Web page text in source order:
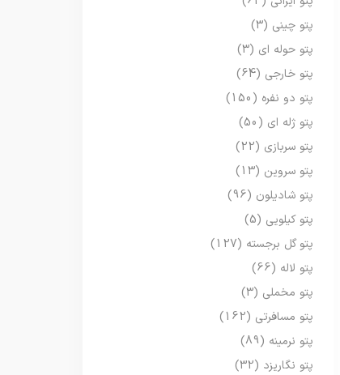
پتو چینی (3)
پتو حوله ای (3)
پتو خارجی (64)
پتو دو نفره (150)
پتو ژله ای (50)
پتو سربازی (22)
پتو سروین (13)
پتو شادیلون (96)
پتو کیلویی (5)
پتو گل برجسته (127)
پتو لاله (66)
پتو مخملی (3)
پتو مسافرتی (162)
پتو نرمینه (89)
پتو نگاریزد (32)